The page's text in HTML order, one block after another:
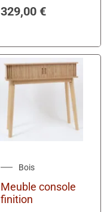
329,00 €
Bois
Meuble console
finition